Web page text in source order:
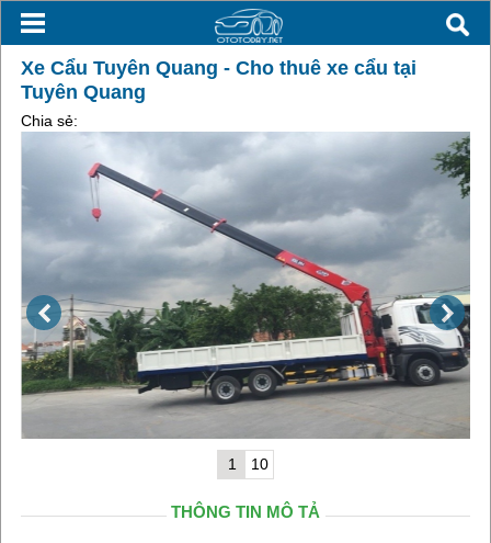
Xe Cẩu Tuyên Quang - Cho thuê xe cẩu tại
Tuyên Quang
Chia sẻ:
1 10
THÔNG TIN MÔ TẢ